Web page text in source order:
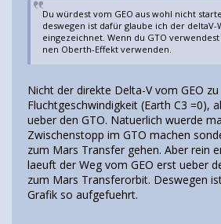
Du würdest vom GEO aus wohl nicht
deswegen ist dafür glaube ich der deltaV-
eingezeichnet. Wenn du GTO
nen Oberth-Effekt verwenden.
Nicht der direkte Delta-V vom GEO zu
Fluchtgeschwindigkeit (Earth C3 =0),
ueber den GTO. Natuerlich wuerde
Zwischenstopp im GTO machen
zum Mars Transfer gehen. Aber rein
laeuft der Weg vom GEO erst ueber
zum Mars Transferorbit. Deswegen
Grafik so aufgefuehrt.